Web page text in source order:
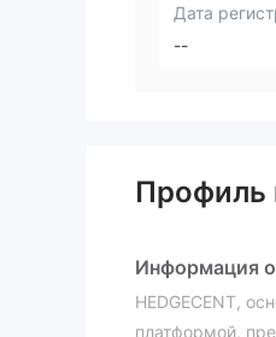
Дата
--
Профиль
Информация о
HEDGECENT,
платформой,